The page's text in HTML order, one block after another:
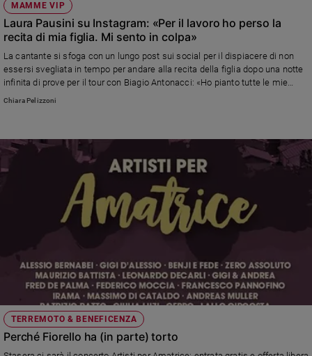
Papa
Chiesa
Chiesa
Fede
Santi
giorno
Società
e
valori
MAMME VIP
Laura Pausini su Instagram: «Per il lavoro ho perso la
recita di mia figlia. Mi sento in colpa»
La cantante si sfoga con un lungo post sui social per il dispiacere di non
essersi svegliata in tempo per andare alla recita della figlia dopo una notte
infinita di prove per il tour con Biagio Antonacci: «Ho pianto tutte le mie
lacrime». E coglie l'occasione per ringraziare la sua mamma «Perché mi
Chiara Pelizzoni
TERREMOTO & BENEFICENZA
Perché Fiorello ha (in parte) torto